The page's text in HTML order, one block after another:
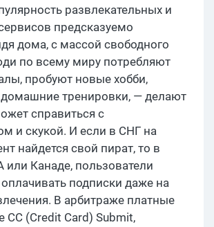
развлекательных и
предсказуемо
дома, с массой свободного
по всему миру потребляют
пробуют новые хобби,
домашние тренировки, — делают
справиться с
и скукой. И если в СНГ на
найдется свой пират, то в
Канаде, пользователи
подписки даже на
В арбитраже платные
CC (Credit Card) Submit,